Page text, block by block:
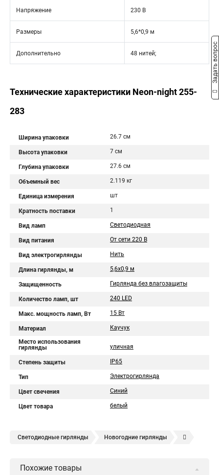
Напряжение 230 В
Размеры 5,6*0,9 м
Дополнительно 48 нитей;
Технические характеристики Neon-night 255-
283
Ширина упаковки 26.7 см
Высота упаковки 7 см
Глубина упаковки 27.6 см
Объемный вес 2.119 кг
Единица измерения шт
Кратность поставки 1
Вид ламп Светодиодная
Вид питания От сети 220 В
Вид электрогирлянды Нить
Длина гирлянды, м 5,6х0,9 м
Защищенность Гирлянда без влагозащиты
Количество ламп, шт 240 LED
Макс. мощность ламп, Вт 15 Вт
Материал Каучук
Место использования
гирлянды
уличная
Степень защиты IP65
Тип Электрогирлянда
Цвет свечения Синий
Цвет товара белый
Светодиодные гирлянды Новогодние гирлянды
Электрическая гирлянда
Похожие товары
Задать вопрос